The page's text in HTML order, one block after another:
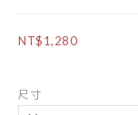
NT$1,280
尺寸